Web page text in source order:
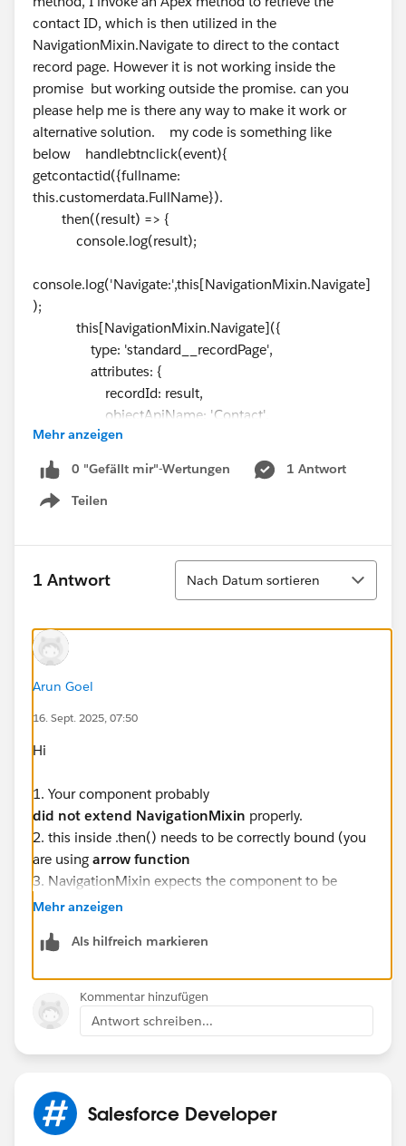
contact ID, which is then utilized in the
NavigationMixin.Navigate to direct to the contact
record page. However it is not working inside the
promise but working outside the promise. can you
please help me is there any way to make it work or
alternative solution. my code is something like
below handlebtnclick(event){
getcontactid({fullname:
this.customerdata.FullName}).
then((result) => {
console.log(result);
console.log('Navigate:',this[NavigationMixin.Navigate]
);
this[NavigationMixin.Navigate]({
type: 'standard__recordPage',
attributes: {
recordId: result,
objectApiName: 'Contact',
actionName: 'view'
}
});
})
console.log(error);
]
@* Salesforce Developers *
Mehr anzeigen
0 "Gefällt mir"-Wertungen
1 Antwort
Teilen
Show menu
1 Antwort
Sortieren
Nach Datum sortieren
Arun Goel
16. Sept. 2025, 07:50
Hi
1. Your component probably
did not extend NavigationMixin properly.
2. this inside .then() needs to be correctly bound (you
are using arrow function
3. NavigationMixin expects the component to be
properly initialized when calling navigate.
Please follow this documentation link:-
guide/use-navigate-page-types.html
import { LightningElement } from 'lwc';
import { NavigationMixin } from
import your class here
Mehr anzeigen
Als hilfreich markieren
Kommentar hinzufügen
Antwort schreiben...
Salesforce Developer